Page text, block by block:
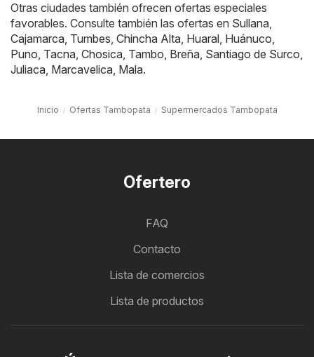
Otras ciudades también ofrecen ofertas especiales
favorables. Consulte también las ofertas en Sullana,
Cajamarca, Tumbes, Chincha Alta, Huaral, Huánuco,
Puno, Tacna, Chosica, Tambo, Breña, Santiago de Surco,
Juliaca, Marcavelica, Mala.
Inicio Ofertas Tambopata Supermercados Tambopata
Ofertero
FAQ
Contacto
Lista de comercios
Lista de productos